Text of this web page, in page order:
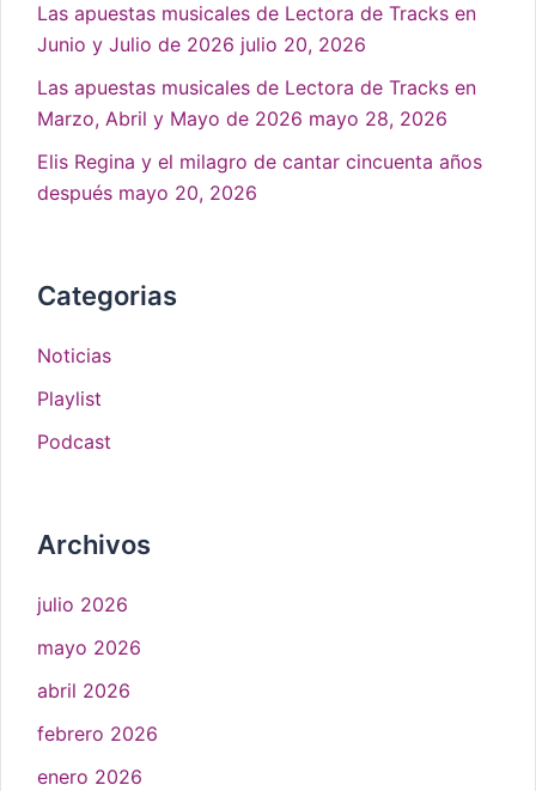
Las apuestas musicales de Lectora de Tracks en
Junio y Julio de 2026 julio 20, 2026
Las apuestas musicales de Lectora de Tracks en
Marzo, Abril y Mayo de 2026 mayo 28, 2026
Elis Regina y el milagro de cantar cincuenta años
después mayo 20, 2026
Categorias
Noticias
Playlist
Podcast
Archivos
julio 2026
mayo 2026
abril 2026
febrero 2026
enero 2026